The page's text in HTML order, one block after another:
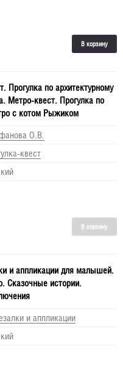
В корзину
Прогулка по архитектурному
Метро-квест. Прогулка по
с котом Рыжиком
О.В.
квест
В корзину
и аппликации для малышей.
Сказочные истории.
и аппликации